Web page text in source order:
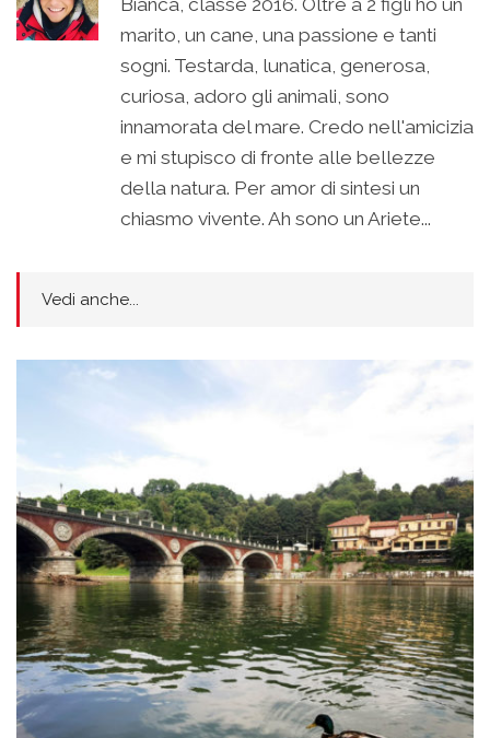
Bianca, classe 2016. Oltre a 2 figli ho un
marito, un cane, una passione e tanti
sogni. Testarda, lunatica, generosa,
curiosa, adoro gli animali, sono
innamorata del mare. Credo nell'amicizia
e mi stupisco di fronte alle bellezze
della natura. Per amor di sintesi un
chiasmo vivente. Ah sono un Ariete...
Vedi anche...